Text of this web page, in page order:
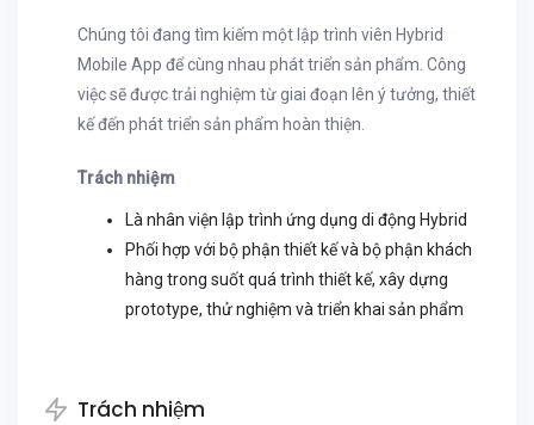
Chúng tôi đang tìm kiếm một lập trình viên Hybrid
Mobile App để cùng nhau phát triển sản phẩm. Công
việc sẽ được trải nghiệm từ giai đoạn lên ý tưởng, thiết
kế đến phát triển sản phẩm hoàn thiện.
Trách nhiệm
Là nhân viện lập trình ứng dụng di động Hybrid
Phối hợp với bộ phận thiết kế và bộ phận khách
hàng trong suốt quá trình thiết kế, xây dựng
prototype, thử nghiệm và triển khai sản phẩm
Trách nhiệm